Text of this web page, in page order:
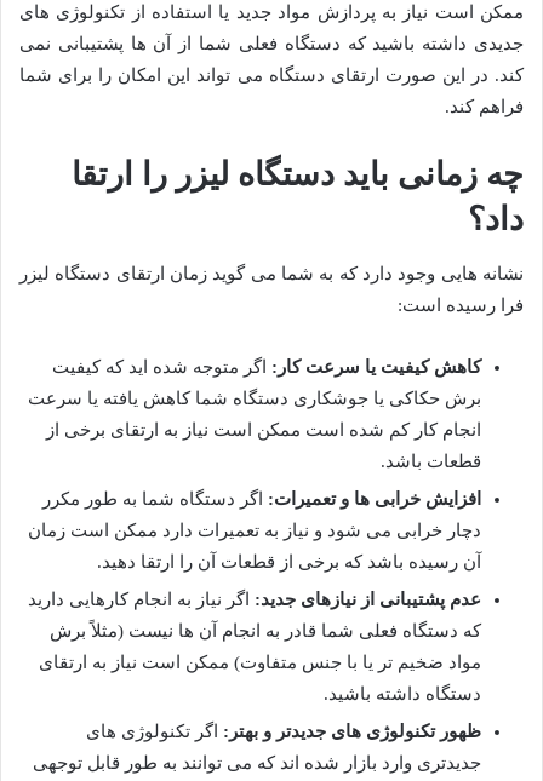
ممکن است نیاز به پردازش مواد جدید یا استفاده از تکنولوژی های
جدیدی داشته باشید که دستگاه فعلی شما از آن ها پشتیبانی نمی
کند. در این صورت ارتقای دستگاه می تواند این امکان را برای شما
فراهم کند.
چه زمانی باید دستگاه لیزر را ارتقا
داد؟
نشانه هایی وجود دارد که به شما می گوید زمان ارتقای دستگاه لیزر
فرا رسیده است:
کاهش کیفیت یا سرعت کار : اگر متوجه شده اید که کیفیت
برش حکاکی یا جوشکاری دستگاه شما کاهش یافته یا سرعت
انجام کار کم شده است ممکن است نیاز به ارتقای برخی از
قطعات باشد.
افزایش خرابی ها و تعمیرات: اگر دستگاه شما به طور مکرر
دچار خرابی می شود و نیاز به تعمیرات دارد ممکن است زمان
آن رسیده باشد که برخی از قطعات آن را ارتقا دهید.
عدم پشتیبانی از نیازهای جدید: اگر نیاز به انجام کارهایی دارید
که دستگاه فعلی شما قادر به انجام آن ها نیست (مثلاً برش
مواد ضخیم تر یا با جنس متفاوت) ممکن است نیاز به ارتقای
دستگاه داشته باشید.
ظهور تکنولوژی های جدیدتر و بهتر : اگر تکنولوژی های
جدیدتری وارد بازار شده اند که می توانند به طور قابل توجهی